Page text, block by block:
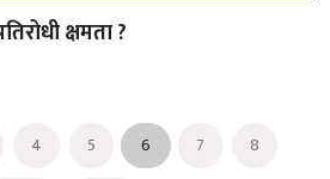
क्षमता ?
4 5 6 7
8